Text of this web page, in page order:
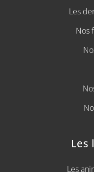
Les
Nos
Les
Les